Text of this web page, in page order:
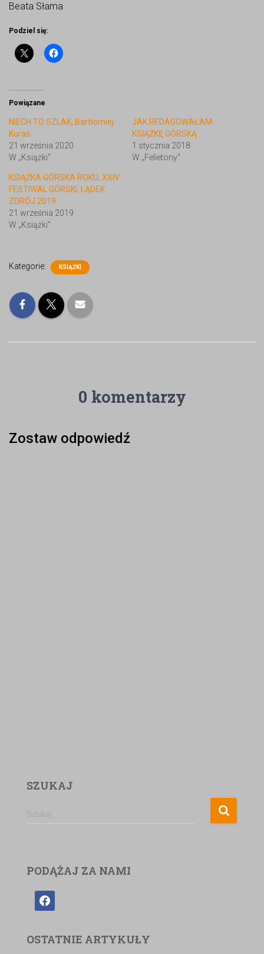
Beata Słama
Podziel się:
Powiązane
NIECH TO SZLAK, Bartłomiej
Kuraś
21 września 2020
W „Książki"
JAK REDAGOWAŁAM
KSIĄŻKĘ GÓRSKĄ
1 stycznia 2018
W „Felietony"
KSIĄŻKA GÓRSKA ROKU, XXIV
FESTIWAL GÓRSKI, LĄDEK
ZDRÓJ 2019
21 września 2019
W „Książki"
Kategorie: KSIĄŻKI
0 komentarzy
Zostaw odpowiedź
SZUKAJ
PODĄŻAJ ZA NAMI
OSTATNIE ARTYKUŁY